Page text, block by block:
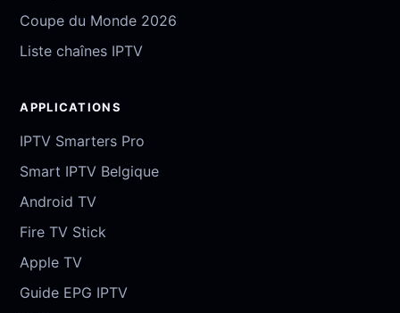
Coupe du Monde 2026
Liste chaînes IPTV
APPLICATIONS
IPTV Smarters Pro
Smart IPTV Belgique
Android TV
Fire TV Stick
Apple TV
Guide EPG IPTV